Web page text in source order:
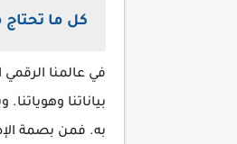
كل ما تحتاج
في عالمنا
بياناتنا وهوياتنا.
به. فمن بصمة